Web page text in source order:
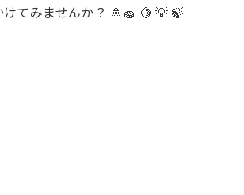
てみませんか？ 🚿🧽 🍋 💡 🍃